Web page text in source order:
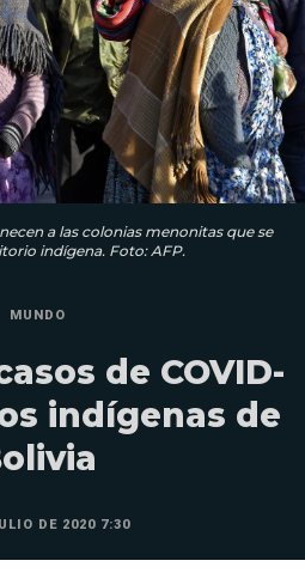
a las colonias menonitas que se
indígena. Foto: AFP.
MUNDO
de COVID-
indígenas de
DE 2020 7:30